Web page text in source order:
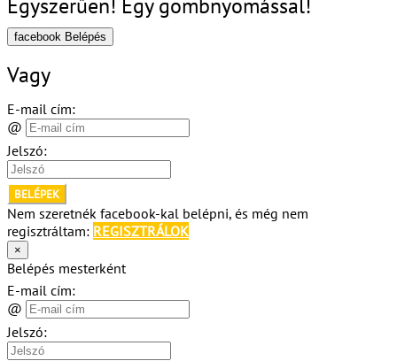
Egyszerűen! Egy gombnyomással!
facebook Belépés
Vagy
E-mail cím:
@
Jelszó:
BELÉPEK
Nem szeretnék facebook-kal belépni, és még nem
regisztráltam: REGISZTRÁLOK
×
Belépés mesterként
E-mail cím:
@
Jelszó: